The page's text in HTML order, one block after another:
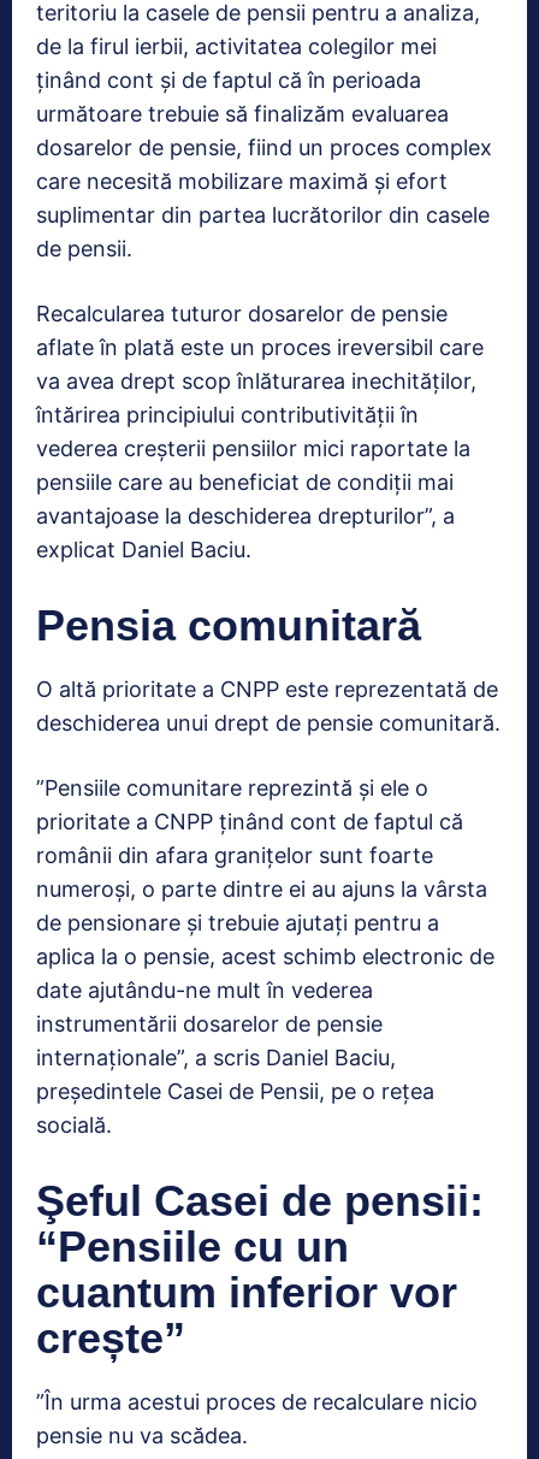
teritoriu la casele de pensii pentru a analiza,
de la firul ierbii, activitatea colegilor mei
ținând cont și de faptul că în perioada
următoare trebuie să finalizăm evaluarea
dosarelor de pensie, fiind un proces complex
care necesită mobilizare maximă și efort
suplimentar din partea lucrătorilor din casele
de pensii.
Recalcularea tuturor dosarelor de pensie
aflate în plată este un proces ireversibil care
va avea drept scop înlăturarea inechităților,
întărirea principiului contributivității în
vederea creșterii pensiilor mici raportate la
pensiile care au beneficiat de condiții mai
avantajoase la deschiderea drepturilor”, a
explicat Daniel Baciu.
Pensia comunitară
O altă prioritate a CNPP este reprezentată de
deschiderea unui drept de pensie comunitară.
”Pensiile comunitare reprezintă și ele o
prioritate a CNPP ținând cont de faptul că
românii din afara granițelor sunt foarte
numeroși, o parte dintre ei au ajuns la vârsta
de pensionare și trebuie ajutați pentru a
aplica la o pensie, acest schimb electronic de
date ajutându-ne mult în vederea
instrumentării dosarelor de pensie
internaționale”, a scris Daniel Baciu,
președintele Casei de Pensii, pe o rețea
socială.
Şeful Casei de pensii:
“Pensiile cu un
cuantum inferior vor
crește”
”În urma acestui proces de recalculare nicio
pensie nu va scădea.